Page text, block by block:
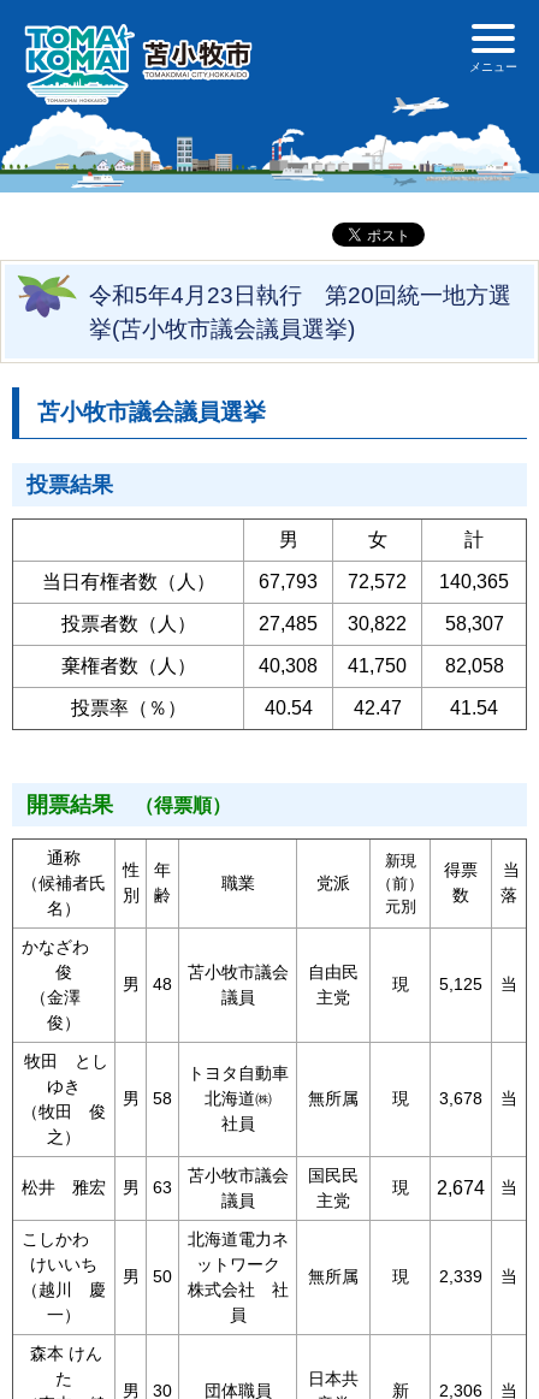
令和5年4月23日執行 第20回統一地方選
挙(苫小牧市議会議員選挙)
苫小牧市議会議員選挙
投票結果
男 女 計
当日有権者数（人） 67,793 72,572 140,365
投票者数（人） 27,485 30,822 58,307
棄権者数（人） 40,308 41,750 82,058
投票率（％） 40.54 42.47 41.54
開票結果 （得票順）
通称
（候補者氏
名）
性
別
年
齢
職業 党派
新現
（前）
元別
得票
数
当
落
かなざわ
俊
（金澤
俊）
男 48
苫小牧市議会
議員
自由民
主党
現 5,125 当
牧田 とし
ゆき
（牧田 俊
之）
男 58
トヨタ自動車
北海道㈱
社員
無所属 現 3,678 当
松井 雅宏 男 63
苫小牧市議会
議員
国民民
主党
現 2,674 当
こしかわ
けいいち
（越川 慶
一）
男 50
北海道電力ネ
ットワーク
株式会社 社
員
無所属 現 2,339 当
森本 けん
た
男 30 団体職員
日本共
新 2,306 当